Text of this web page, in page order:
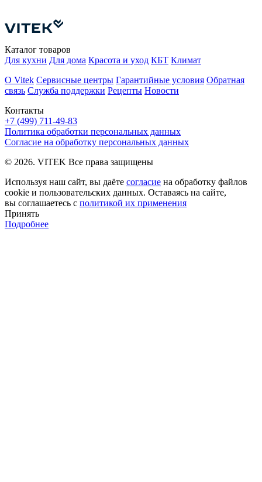
Контакты
+7 (499) 711-49-83
Каталог товаров
Для кухни Для дома Красота и уход КБТ Климат
О Vitek Сервисные центры Гарантийные условия Обратная
связь Служба поддержки Рецепты Новости
Политика обработки персональных данных
Согласие на обработку персональных данных
© 2026. VITEK Все права защищены
Используя наш сайт, вы даёте согласие на обработку файлов
cookie и пользовательских данных. Оставаясь на сайте,
вы соглашаетесь с политикой их применения
Принять
Подробнее